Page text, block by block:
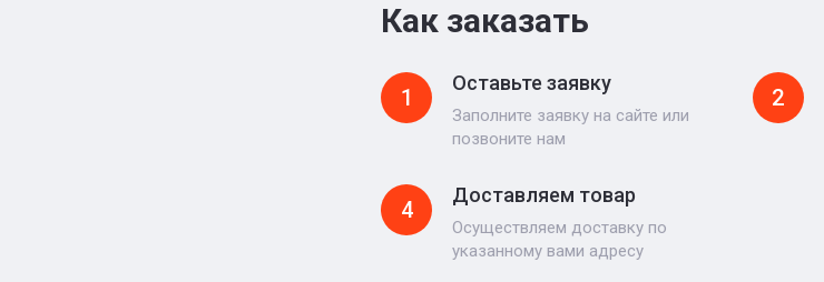
Как заказать
1
Оставьте заявку
Заполните заявку на сайте или
позвоните нам
2
4
Доставляем товар
Осуществляем доставку по
указанному вами адресу